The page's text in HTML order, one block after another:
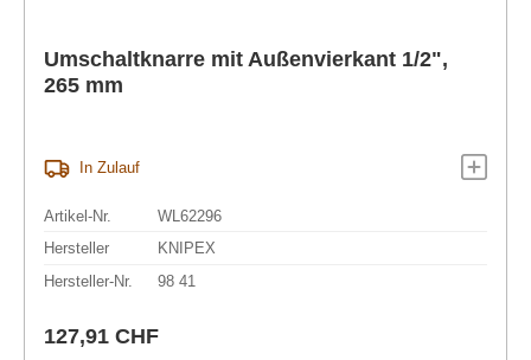
Umschaltknarre mit Außenvierkant 1/2",
265 mm
In Zulauf
Artikel-Nr.
WL62296
Hersteller
KNIPEX
Hersteller-Nr.
98 41
Regulärer Preis:
127,91 CHF